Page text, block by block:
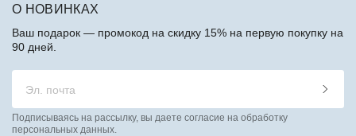
О НОВИНКАХ
Ваш подарок — промокод на скидку 15% на первую покупку на
90 дней.
Подписываясь на рассылку, вы даете согласие на обработку
персональных данных.